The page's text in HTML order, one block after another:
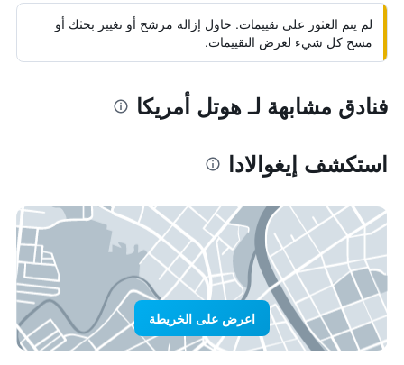
لم يتم العثور على تقييمات. حاول إزالة مرشح أو تغيير بحثك أو
مسح كل شيء لعرض التقييمات.
فنادق مشابهة لـ هوتل أمريكا
استكشف إيغوالادا
اعرض على الخريطة